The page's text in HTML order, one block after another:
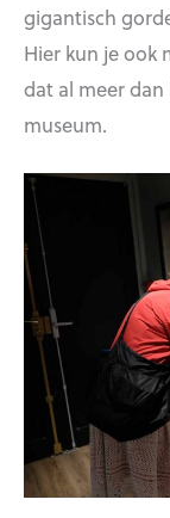
gigantisch
Hier kun je ook
dat al meer
museum.